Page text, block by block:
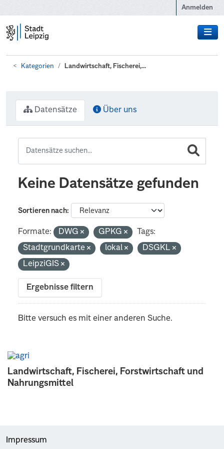
Anmelden
Kategorien Landwirtschaft, Fischerei,...
Landwirtschaft, Fischerei, Forstwirtschaft und
Nahrungsmittel
Datensätze Über uns
Keine Datensätze gefunden
Sortieren nach
Formate: DWG GPKG
Tags:
Stadtgrundkarte
lokal
DSGKL
LeipziGIS
Ergebnisse filtern
Bitte versuch es mit einer anderen Suche.
Impressum